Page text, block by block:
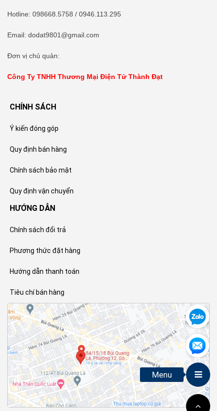
Hotline: 098668.5758 / 0946.113.295
Email: dodat9801@gmail.com
Đơn vị chủ quản:
Công Ty TNHH Thương Mại Điện Tử Thành Đạt
CHÍNH SÁCH
Ý kiến đóng góp
Quy định bán hàng
Chính sách bảo mật
Quy định vận chuyển
HƯỚNG DẪN
Chính sách đổi trả
Phương thức đặt hàng
Hướng dẫn thanh toán
Tiêu chí bán hàng
Menu